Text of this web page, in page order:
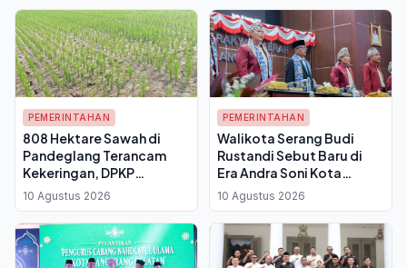
PEMERINTAHAN
808 Hektare Sawah di
Pandeglang Terancam
Kekeringan, DPKP
Kerahkan Pompanisasi
dan Petugas Pantau 17
Kecamatan
10 Agustus 2026
PEMERINTAHAN
Walikota Serang Budi
Rustandi Sebut Baru di
Era Andra Soni Kota
Serang Dapat Perhatian
Besar dari Pemprov
Banten
10 Agustus 2026